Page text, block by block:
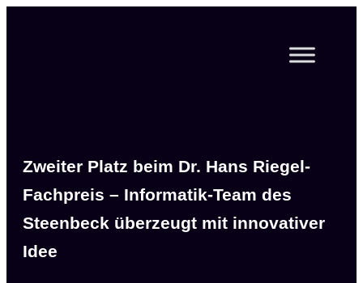
Zweiter Platz beim Dr. Hans Riegel-
Fachpreis – Informatik-Team des
Steenbeck überzeugt mit innovativer
Idee